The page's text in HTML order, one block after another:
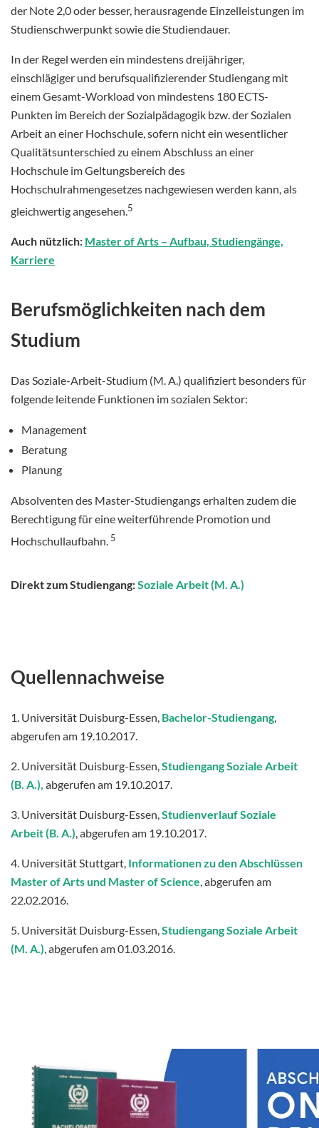
der Note 2,0 oder besser, herausragende Einzelleistungen im
Studienschwerpunkt sowie die Studiendauer.
In der Regel werden ein mindestens dreijähriger,
einschlägiger und berufsqualifizierender Studiengang mit
einem Gesamt-Workload von mindestens 180 ECTS-
Punkten im Bereich der Sozialpädagogik bzw. der Sozialen
Arbeit an einer Hochschule, sofern nicht ein wesentlicher
Qualitätsunterschied zu einem Abschluss an einer
Hochschule im Geltungsbereich des
Hochschulrahmengesetzes nachgewiesen werden kann, als
gleichwertig angesehen.5
Auch nützlich: Master of Arts – Aufbau, Studiengänge,
Karriere
Berufsmöglichkeiten nach dem
Studium
Das Soziale-Arbeit-Studium (M. A.) qualifiziert besonders für
folgende leitende Funktionen im sozialen Sektor:
Management
Beratung
Planung
Absolventen des Master-Studiengangs erhalten zudem die
Berechtigung für eine weiterführende Promotion und
Hochschullaufbahn. 5
Direkt zum Studiengang:Soziale Arbeit (M. A.)
Quellennachweise
1. Universität Duisburg-Essen, Bachelor-Studiengang
abgerufen am 19.10.2017.
2. Universität Duisburg-Essen, Studiengang Soziale Arbeit
(B. A.), abgerufen am 19.10.2017.
3. Universität Duisburg-Essen, Studienverlauf Soziale
Arbeit (B. A.) , abgerufen am 19.10.2017.
4. Universität Stuttgart, Informationen zu den Abschlüssen
Master of Arts und Master of Science , abgerufen am
22.02.2016.
5. Universität Duisburg-Essen, Studiengang Soziale Arbeit
(M. A.) , abgerufen am 01.03.2016.